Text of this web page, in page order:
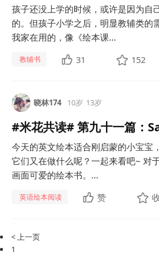
孩子还没上学的时候，或许是因为自
的。但孩子小学之后，明显教辅类的
我家在用的，像《绘本课...
教辅书 31 152
晓林174 10岁 13岁
#米花共读# 第九十一篇
今天的英文绘本适合刚启蒙的小宝宝
它们又在做什么呢？一起来看吧~ 对
画面可爱的绘本书。...
英语绘本阅读 赞
< 上一页
1